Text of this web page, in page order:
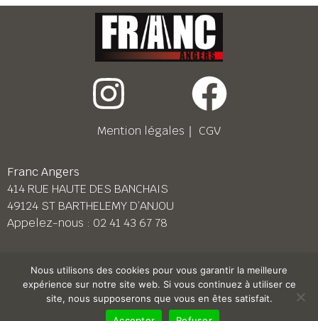
Mention légales ｜ CGV
Franc Angers
414 RUE HAUTE DES BANCHAIS
49124 ST BARTHELEMY D’ANJOU
Appelez-nous : 02 41 43 67 78
Franc Le Mans
158 BD PIERRE LEFAUCHEUX
72230 ARNAGE
02 43 87 38 08
Nous utilisons des cookies pour vous garantir la meilleure
expérience sur notre site web. Si vous continuez à utiliser ce
site, nous supposerons que vous en êtes satisfait.